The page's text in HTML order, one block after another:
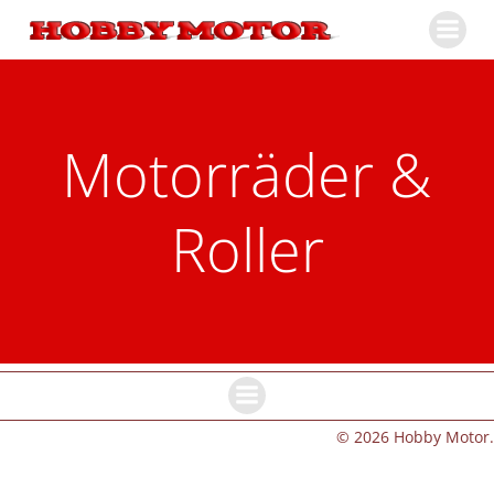
Inhalt
springen
Motorräder &
Roller
© 2026 Hobby Motor.